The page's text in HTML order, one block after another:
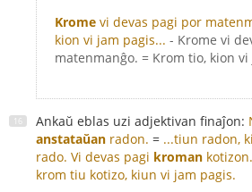
Krome vi devas pagi por
kion vi jam pagis... - Krome vi
matenmanĝo. = Krom tio, kion
Ankaŭ eblas uzi adjektivan finaĵon:
anstataŭan radon. = ...tiun radon,
rado. Vi devas pagi kroman kotizon.
krom tiu kotizo, kiun vi jam pagis.